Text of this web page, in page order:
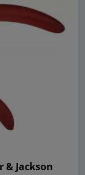
& Jackson